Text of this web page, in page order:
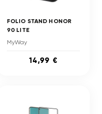
FOLIO STAND HONOR
90 LITE
MyWay
14,99 €